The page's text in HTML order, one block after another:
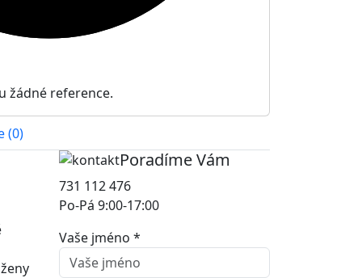
žádné reference.
(0)
Poradíme Vám
731 112 476
Po-Pá 9:00-17:00
Vaše jméno *